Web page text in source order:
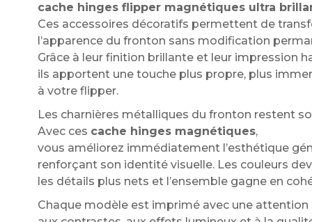
cache hinges flipper magnétiques ultra
Ces accessoires décoratifs permettent de
l’apparence du fronton sans modification
Grâce à leur finition brillante et leur impression
ils apportent une touche plus propre, plus
à votre flipper.
Les charnières métalliques du fronton restent
Avec ces cache hinges magnétiques,
vous améliorez immédiatement l’esthétique
renforçant son identité visuelle. Les couleurs
les détails plus nets et l’ensemble gagne en
Chaque modèle est imprimé avec une